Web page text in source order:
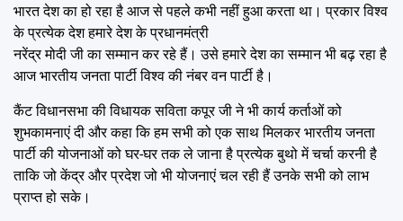
भारत देश का हो रहा है आज से पहले कभी नहीं हुआ करता था। प्रकार विश्व
के प्रत्येक देश हमारे देश के प्रधानमंत्री
नरेंद्र मोदी जी का सम्मान कर रहे हैं। उसे हमारे देश का सम्मान भी बढ़ रहा है
आज भारतीय जनता पार्टी विश्व की नंबर वन पार्टी है।
कैंट विधानसभा की विधायक सविता कपूर जी ने भी कार्य कर्ताओं को
शुभकामनाएं दी और कहा कि हम सभी को एक साथ मिलकर भारतीय जनता
पार्टी की योजनाओं को घर-घर तक ले जाना है प्रत्येक बुथो में चर्चा करनी है
ताकि जो केंद्र और प्रदेश जो भी योजनाएं चल रही हैं उनके सभी को लाभ
प्राप्त हो सके।